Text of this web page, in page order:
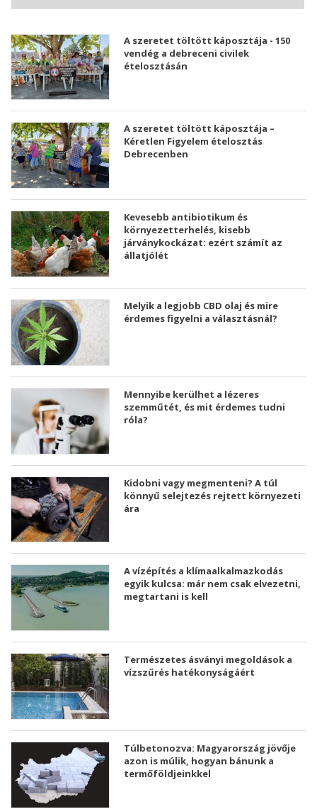
A szeretet töltött káposztája - 150
vendég a debreceni civilek
ételosztásán
A szeretet töltött káposztája –
Kéretlen Figyelem ételosztás
Debrecenben
Kevesebb antibiotikum és
környezetterhelés, kisebb
járványkockázat: ezért számít az
állatjólét
Melyik a legjobb CBD olaj és mire
érdemes figyelni a választásnál?
Mennyibe kerülhet a lézeres
szemműtét, és mit érdemes tudni
róla?
Kidobni vagy megmenteni? A túl
könnyű selejtezés rejtett környezeti
ára
A vízépítés a klímaalkalmazkodás
egyik kulcsa: már nem csak elvezetni,
megtartani is kell
Természetes ásványi megoldások a
vízszűrés hatékonyságáért
Túlbetonozva: Magyarország jövője
azon is múlik, hogyan bánunk a
termőföldjeinkkel